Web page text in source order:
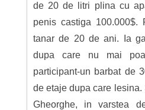
de 20 de litri plina cu
penis castiga 100.000$.
tanar de 20 de ani. Ia
dupa care nu mai
participant-un barbat de
de etaje dupa care
Gheorghe, in varstea